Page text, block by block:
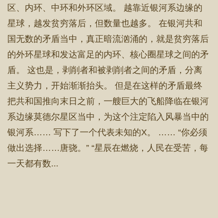
区、内环、中环和外环区域。 越靠近银河系边缘的
星球，越发贫穷落后，但数量也越多。 在银河共和
国无数的矛盾当中，真正暗流汹涌的，就是贫穷落后
的外环星球和发达富足的内环、核心圈星球之间的矛
盾。 这也是，剥削者和被剥削者之间的矛盾，分离
主义势力，开始渐渐抬头。 但是在这样的矛盾最终
把共和国推向末日之前，一艘巨大的飞船降临在银河
系边缘莫德尔星区当中，为这个注定陷入风暴当中的
银河系…… 写下了一个代表未知的X。 …… “你必须
做出选择……唐骁。” “星辰在燃烧，人民在受苦，每
一天都有数...